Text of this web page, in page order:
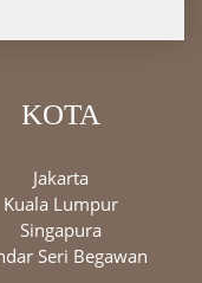
KOTA
Jakarta
Kuala Lumpur
Singapura
Seri Begawan